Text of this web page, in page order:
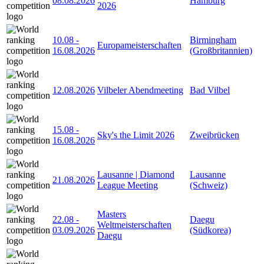
2026
10.08 -
16.08.2026
Europameisterschaften
Birmingham
(Großbritannien)
12.08.2026 Vilbeler Abendmeeting Bad Vilbel
15.08 -
16.08.2026
Sky's the Limit 2026 Zweibrücken
21.08.2026
Lausanne | Diamond
League Meeting
Lausanne
(Schweiz)
22.08 -
03.09.2026
Masters
Weltmeisterschaften
Daegu
Daegu
(Südkorea)